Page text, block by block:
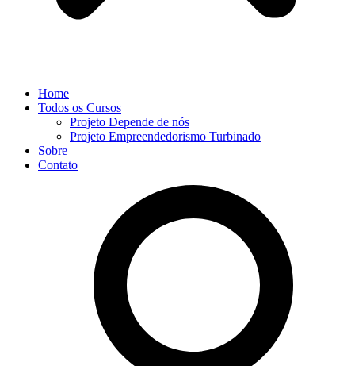
Home
Todos os Cursos
Projeto Depende de nós
Projeto Empreendedorismo Turbinado
Sobre
Contato